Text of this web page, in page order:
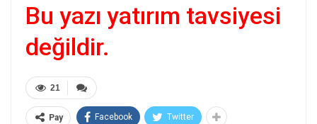
Bu yazı yatırım tavsiyesi
değildir.
21
Pay Facebook Twitter